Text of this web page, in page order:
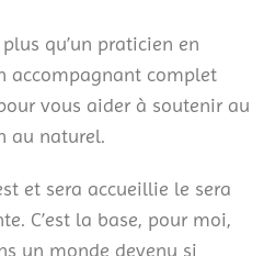
qu’un praticien en
accompagnant complet
vous aider à soutenir au
au naturel.
et sera accueillie le sera
C’est la base, pour moi,
un monde devenu si